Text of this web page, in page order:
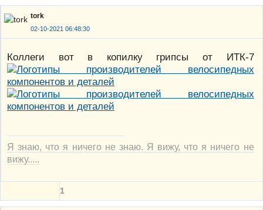
tork
02-10-2021 06:48:30
Коллеги вот в копилку грипсы от ИТК-7
Я знаю, что я ничего не знаю. Я вижу, что я ничего не
вижу.....
1